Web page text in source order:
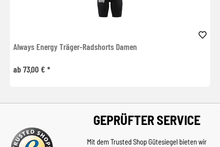
Always Energy Träger-Radshorts Damen
ab 73,00 € *
GEPRÜFTER SERVICE
Mit dem Trusted Shop Gütesiegel bieten wir